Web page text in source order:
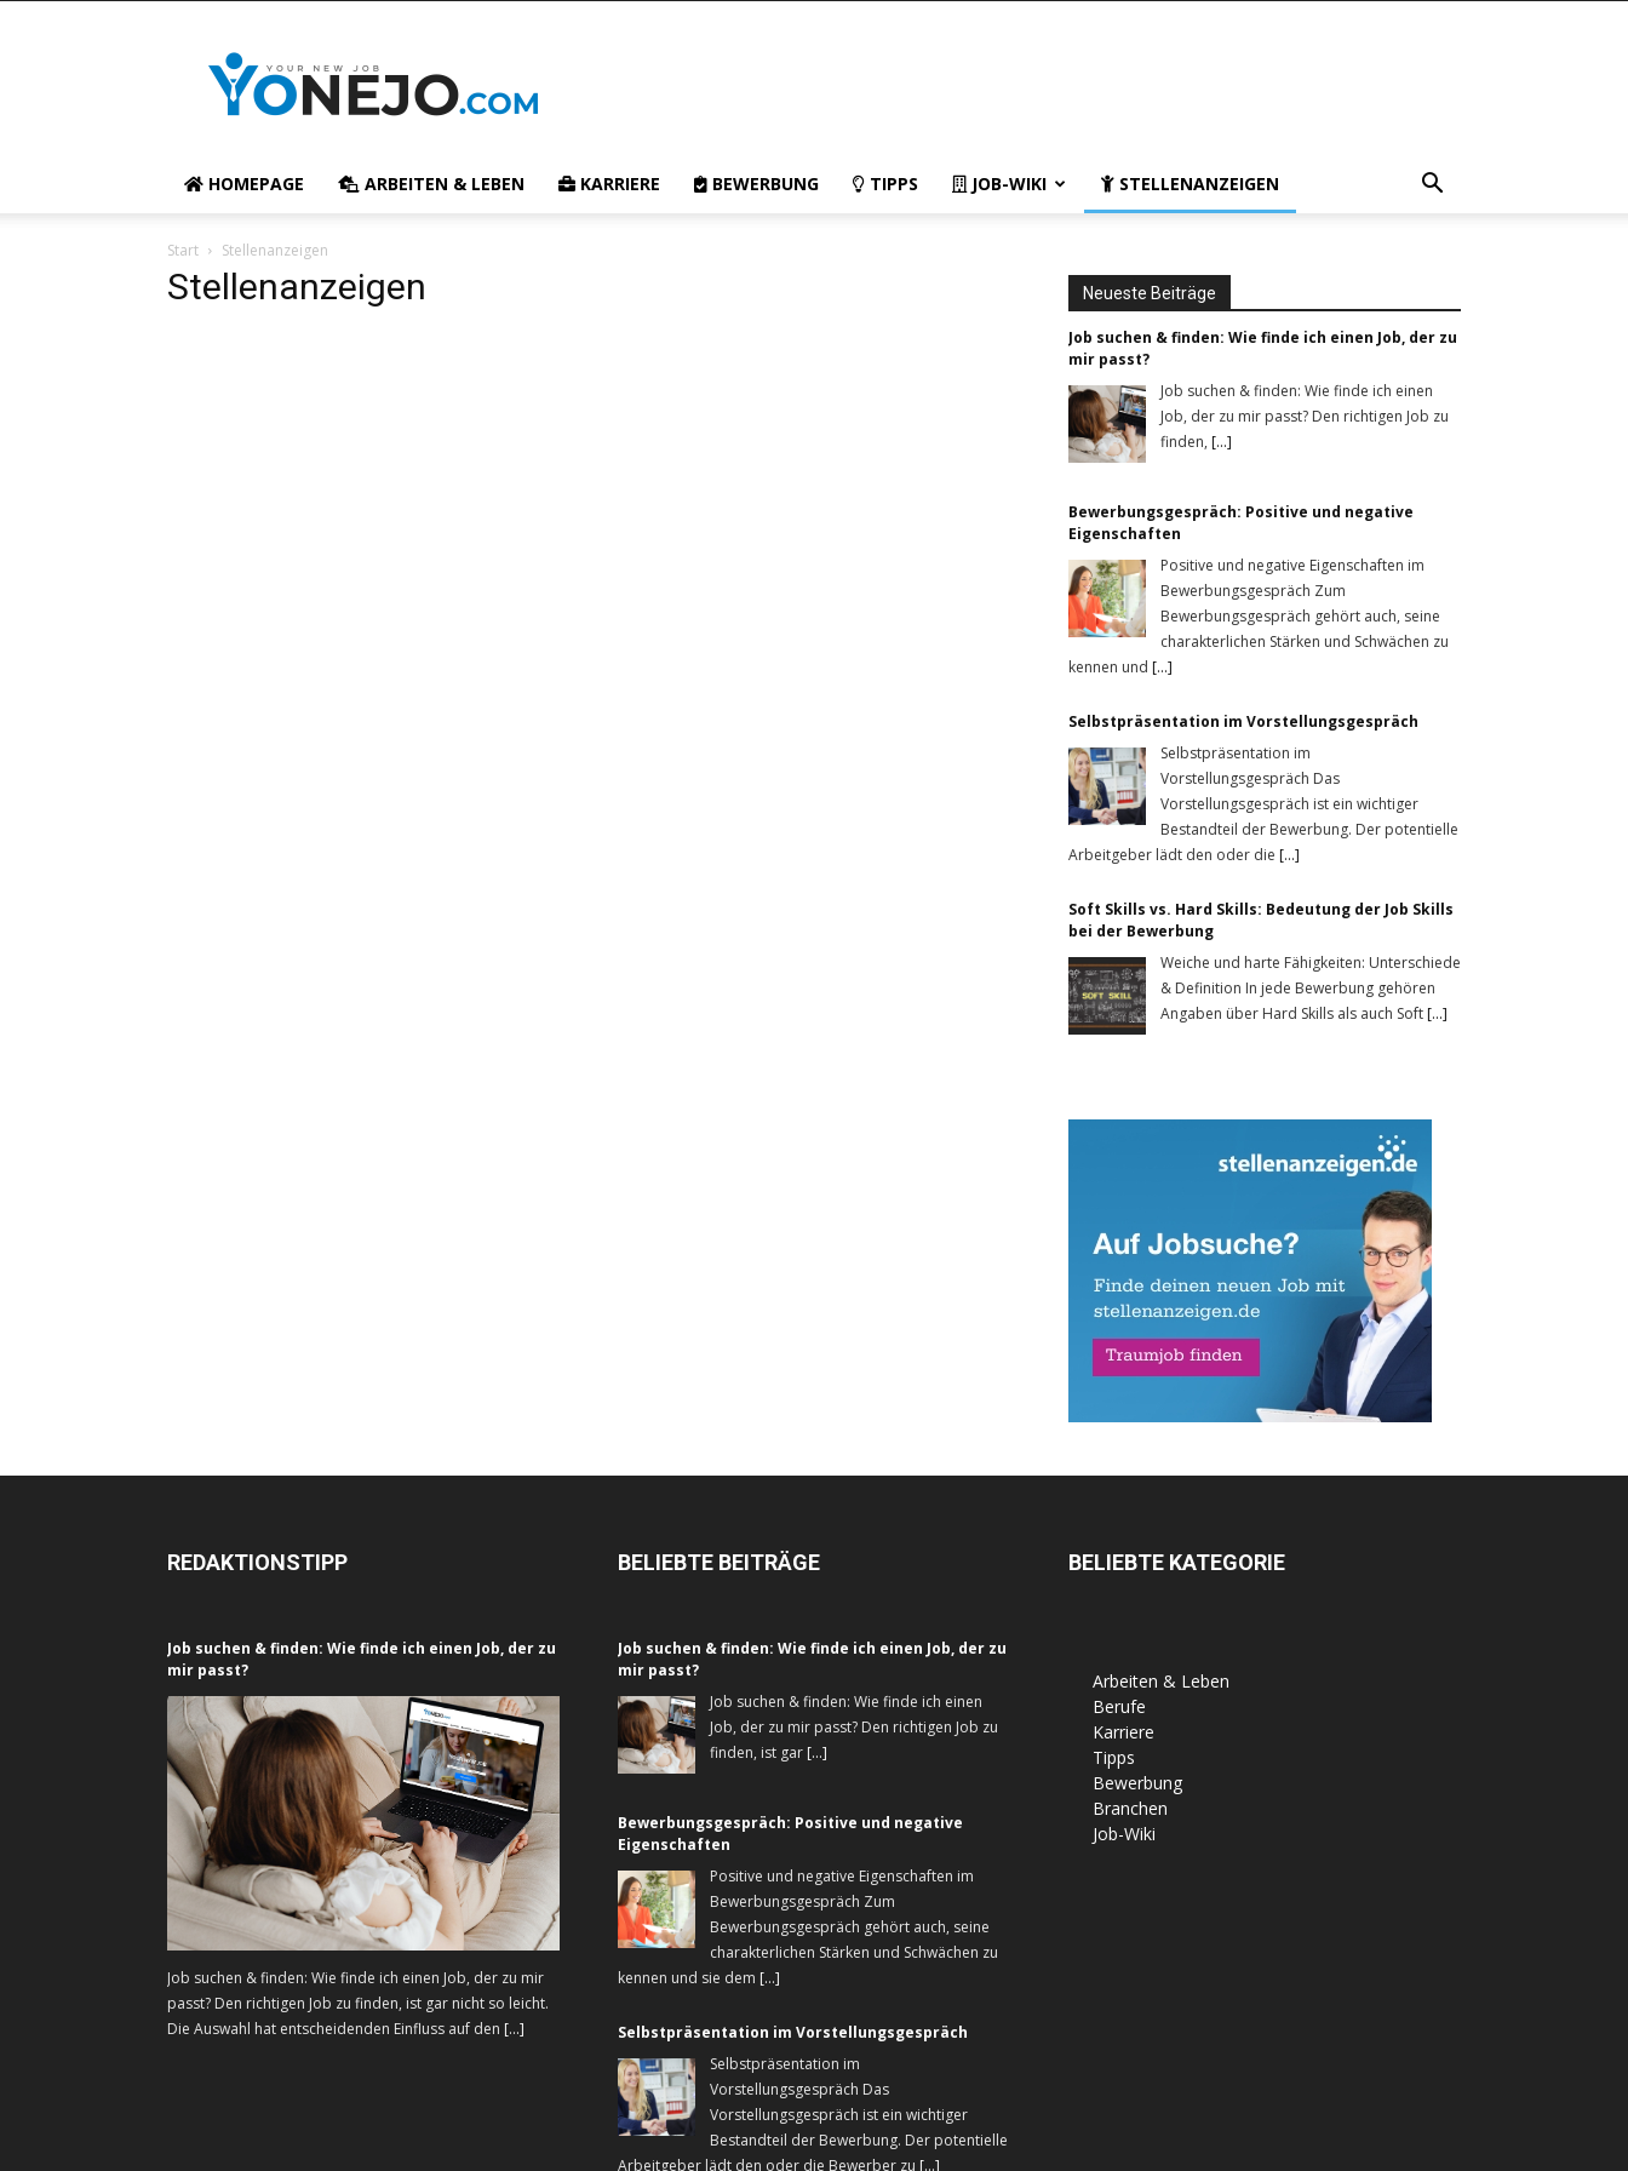
Stellenanzeigen
:
Externe
HOMEPAGE ARBEITEN & LEBEN KARRIERE BEWERBUNG TIPPS JOB-WIKI STELLENANZEIGEN
Start Stellenanzeigen
Stellenanzeigen Neueste Beiträge
Job suchen & finden: Wie finde ich einen Job, der zu
mir passt?
Job suchen & finden: Wie finde ich einen
Job, der zu mir passt? Den richtigen Job zu
finden, [...]
Bewerbungsgespräch: Positive und negative
Eigenschaften
Positive und negative Eigenschaften im
Bewerbungsgespräch Zum
Bewerbungsgespräch gehört auch, seine
charakterlichen Stärken und Schwächen zu
kennen und [...]
Selbstpräsentation im Vorstellungsgespräch
Selbstpräsentation im
Vorstellungsgespräch Das
Vorstellungsgespräch ist ein wichtiger
Bestandteil der Bewerbung. Der potentielle
Arbeitgeber lädt den oder die [...]
Soft Skills vs. Hard Skills: Bedeutung der Job Skills
bei der Bewerbung
Weiche und harte Fähigkeiten: Unterschiede
& Definition In jede Bewerbung gehören
Angaben über Hard Skills als auch Soft [...]
REDAKTIONSTIPP
Job suchen & finden: Wie finde ich einen Job, der zu
mir passt?
Job suchen & finden: Wie finde ich einen Job, der zu mir
passt? Den richtigen Job zu finden, ist gar nicht so leicht.
Die Auswahl hat entscheidenden Einfluss auf den [...]
BELIEBTE BEITRÄGE
Job suchen & finden: Wie finde ich einen Job, der zu
mir passt?
Job suchen & finden: Wie finde ich einen
Job, der zu mir passt? Den richtigen Job zu
finden, ist gar [...]
Bewerbungsgespräch: Positive und negative
Eigenschaften
Positive und negative Eigenschaften im
Bewerbungsgespräch Zum
Bewerbungsgespräch gehört auch, seine
charakterlichen Stärken und Schwächen zu
kennen und sie dem [...]
Selbstpräsentation im Vorstellungsgespräch
Selbstpräsentation im
Vorstellungsgespräch Das
Vorstellungsgespräch ist ein wichtiger
Bestandteil der Bewerbung. Der potentielle
Arbeitgeber lädt den oder die Bewerber zu [...]
BELIEBTE KATEGORIE
Arbeiten & Leben
Berufe
Karriere
Tipps
Bewerbung
Branchen
Job-Wiki